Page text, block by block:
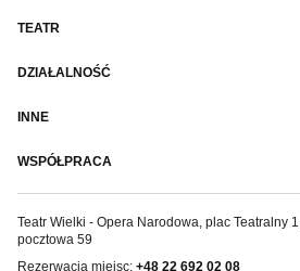
TEATR
DZIAŁALNOŚĆ
INNE
WSPÓŁPRACA
Teatr Wielki - Opera Narodowa, plac Teatralny
pocztowa 59
Rezerwacja miejsc: +48 22 692 02 08